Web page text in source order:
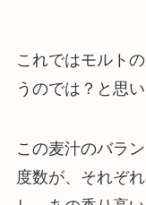
これではモルト
うのでは？と思い
この麦汁のバラ
度数が、 それぞ